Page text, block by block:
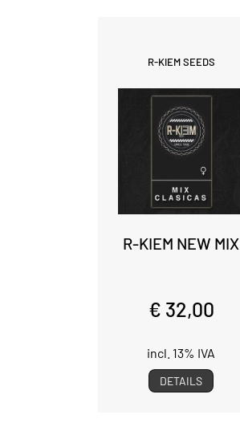
R-KIEM SEEDS
R-KIEM NEW MIX
€ 32,00
incl. 13% IVA
DETAILS